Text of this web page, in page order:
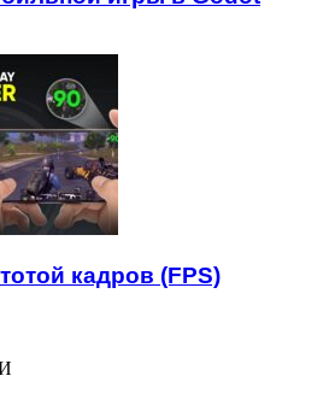
кадров (FPS)